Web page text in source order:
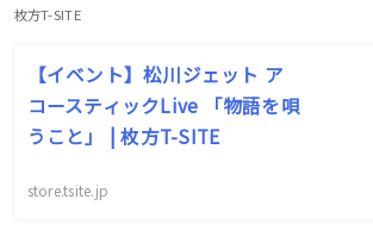
枚方T-SITE
【イベント】松川ジェット ア
コースティックLive 「物語を唄
うこと」 | 枚方T-SITE
store.tsite.jp